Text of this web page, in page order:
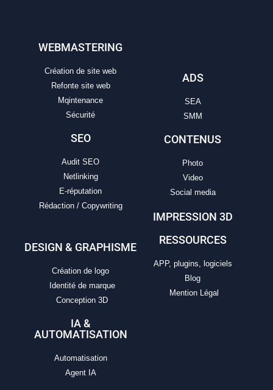
WEBMASTERING
Création de site web
Refonte site web
Mqintenance
Sécurité
SEO
Audit SEO
Netlinking
E-réputation
Rédaction / Copywriting
ADS
SEA
SMM
CONTENUS
Photo
Video
Social media
DESIGN & GRAPHISME
Création de logo
Identité de marque
Conception 3D
IA &
AUTOMATISATION
Automatisation
Agent IA
IMPRESSION 3D
RESSOURCES
APP, plugins, logiciels
Blog
Mention Légal